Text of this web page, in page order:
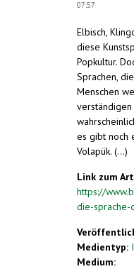
07:57
Elbisch,
diese
Popkultur.
Sprachen,
Menschen
verständigen
es gibt noch
Volapük. (...)
Link zum
https://
die-sprache-
Medientyp:
Medium: